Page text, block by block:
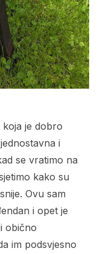
je dobro
i
se vratimo na
kako su
Ovu sam
i opet je
obično
im podsvjesno